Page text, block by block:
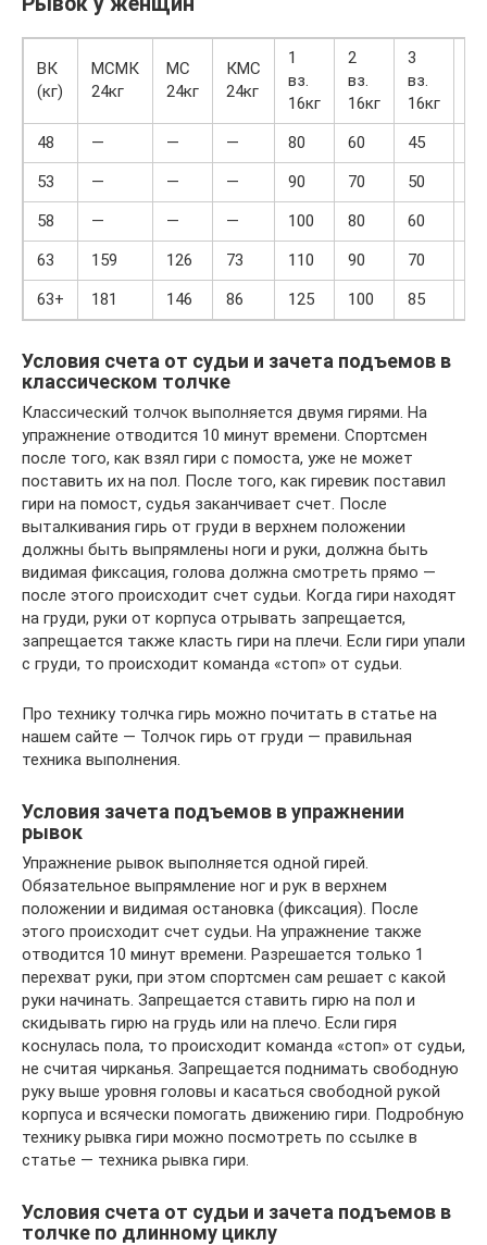
ВК
(кг)
МСМК
24кг
МС
24кг
КМС
24кг
1
вз.
16кг
2
вз.
16кг
3
вз.
16кг
48
— — — 80 60 45
53
— — — 90 70 50
58
— — — 100 80 60
63
159 126 73 110 90 70
63+
181 146 86 125 100 85
Условия счета от судьи и зачета подъемов в
классическом толчке
Классический толчок выполняется двумя гирями. На
упражнение отводится 10 минут времени. Спортсмен
после того, как взял гири с помоста, уже не может
поставить их на пол. После того, как гиревик поставил
гири на помост, судья заканчивает счет. После
выталкивания гирь от груди в верхнем положении
должны быть выпрямлены ноги и руки, должна быть
видимая фиксация, голова должна смотреть прямо —
после этого происходит счет судьи. Когда гири находят
на груди, руки от корпуса отрывать запрещается,
запрещается также класть гири на плечи. Если гири упали
с груди, то происходит команда «стоп» от судьи.
Про технику толчка гирь можно почитать в статье на
нашем сайте — Толчок гирь от груди — правильная
техника выполнения.
Условия зачета подъемов в упражнении
рывок
Упражнение рывок выполняется одной гирей.
Обязательное выпрямление ног и рук в верхнем
положении и видимая остановка (фиксация). После
этого происходит счет судьи. На упражнение также
отводится 10 минут времени. Разрешается только 1
перехват руки, при этом спортсмен сам решает с какой
руки начинать. Запрещается ставить гирю на пол и
скидывать гирю на грудь или на плечо. Если гиря
коснулась пола, то происходит команда «стоп» от судьи,
не считая чирканья. Запрещается поднимать свободную
руку выше уровня головы и касаться свободной рукой
корпуса и всячески помогать движению гири. Подробную
технику рывка гири можно посмотреть по ссылке в
статье — техника рывка гири.
Условия счета от судьи и зачета подъемов в
толчке по длинному циклу